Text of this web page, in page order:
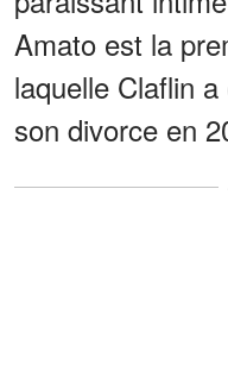
Amato est la
laquelle Claflin
son divorce en